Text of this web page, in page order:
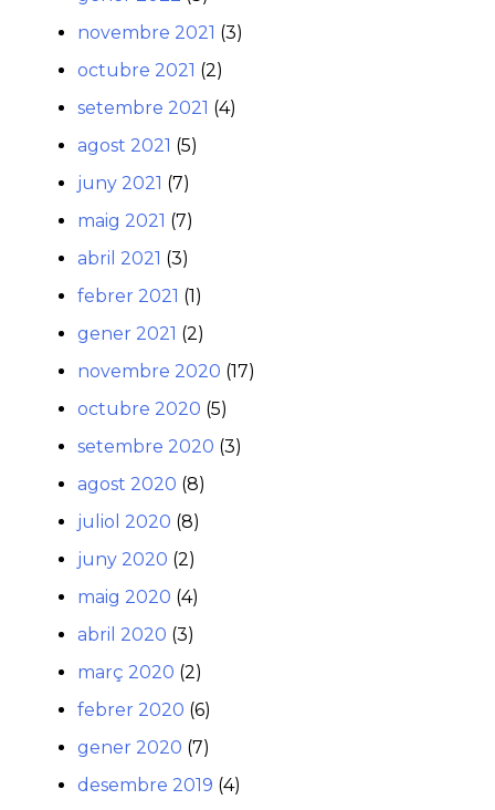
novembre 2021 (3)
octubre 2021 (2)
setembre 2021 (4)
agost 2021 (5)
juny 2021 (7)
maig 2021 (7)
abril 2021 (3)
febrer 2021 (1)
gener 2021 (2)
novembre 2020 (17)
octubre 2020 (5)
setembre 2020 (3)
agost 2020 (8)
juliol 2020 (8)
juny 2020 (2)
maig 2020 (4)
abril 2020 (3)
març 2020 (2)
febrer 2020 (6)
gener 2020 (7)
desembre 2019 (4)